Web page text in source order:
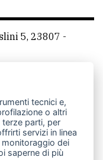
5, 23807 -
RSS
tecnici e,
o altri
parti, per
servizi in linea
monitoraggio dei
saperne di più